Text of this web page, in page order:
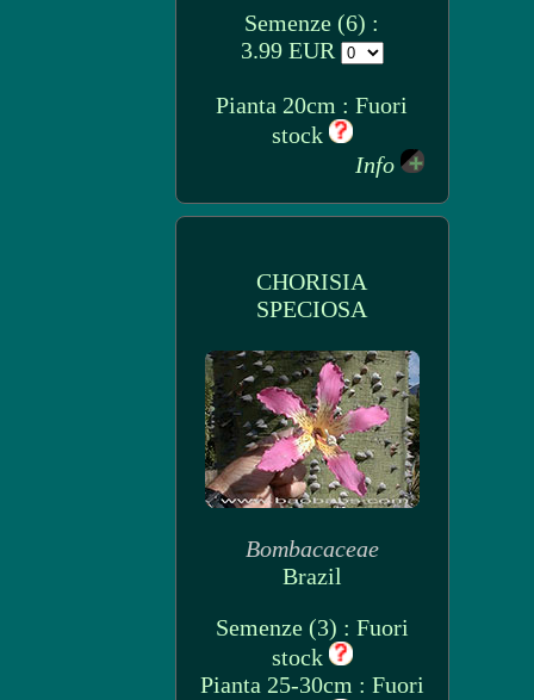
Semenze (6) :
3.99 EUR
Pianta 20cm : Fuori
stock
Info
CHORISIA
SPECIOSA
Bombacaceae
Brazil
Semenze (3) : Fuori
stock
Pianta 25-30cm : Fuori